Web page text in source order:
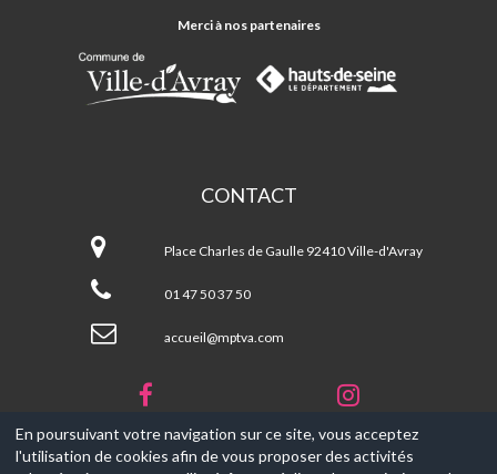
VILLE-
Merci à nos partenaires
CONTACT
Pour
Tous
Ville-
Place Charles de Gaulle 92410 Ville-d'Avray
01 47 50 37 50
accueil@mptva.com
© 2017-2026, Ce site est propulsé par Aniapps.fr
En poursuivant votre navigation sur ce site, vous acceptez
l'utilisation de cookies afin de vous proposer des activités